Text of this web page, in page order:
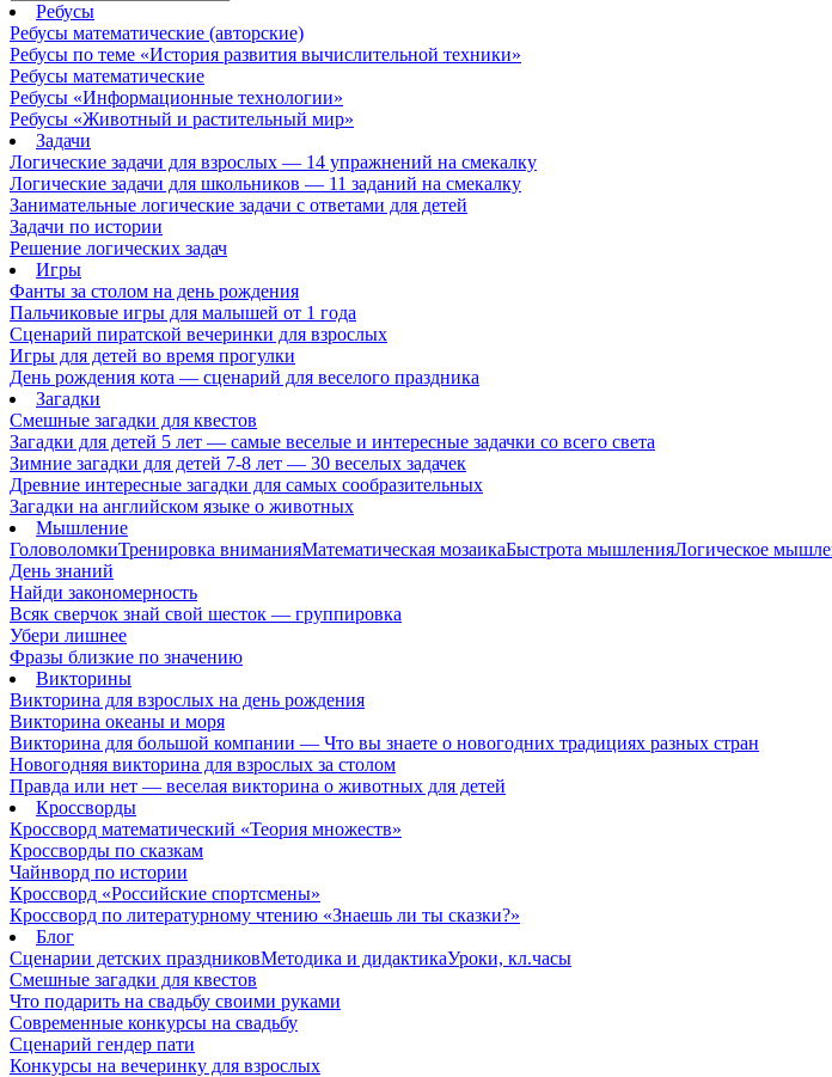
Ребусы
Ребусы математические (авторские)
Ребусы по теме «История развития вычислительной техники»
Ребусы математические
Ребусы «Информационные технологии»
Ребусы «Животный и растительный мир»
Задачи
Логические задачи для взрослых — 14 упражнений на смекалку
Логические задачи для школьников — 11 заданий на смекалку
Занимательные логические задачи с ответами для детей
Задачи по истории
Решение логических задач
Игры
Фанты за столом на день рождения
Пальчиковые игры для малышей от 1 года
Сценарий пиратской вечеринки для взрослых
Игры для детей во время прогулки
День рождения кота — сценарий для веселого праздника
Загадки
Смешные загадки для квестов
Загадки для детей 5 лет — самые веселые и интересные задачки со всего света
Зимние загадки для детей 7-8 лет — 30 веселых задачек
Древние интересные загадки для самых сообразительных
Загадки на английском языке о животных
Мышление
ГоловоломкиТренировка вниманияМатематическая мозаикаБыстрота мышленияЛогическое
День знаний
Найди закономерность
Всяк сверчок знай свой шесток — группировка
Убери лишнее
Фразы близкие по значению
Викторины
Викторина для взрослых на день рождения
Викторина океаны и моря
Викторина для большой компании — Что вы знаете о новогодних традициях разных стран
Новогодняя викторина для взрослых за столом
Правда или нет — веселая викторина о животных для детей
Кроссворды
Кроссворд математический «Теория множеств»
Кроссворды по сказкам
Чайнворд по истории
Кроссворд «Российские спортсмены»
Кроссворд по литературному чтению «Знаешь ли ты сказки?»
Блог
Сценарии детских праздниковМетодика и дидактикаУроки, кл.часы
Смешные загадки для квестов
Что подарить на свадьбу своими руками
Современные конкурсы на свадьбу
Сценарий гендер пати
Конкурсы на вечеринку для взрослых